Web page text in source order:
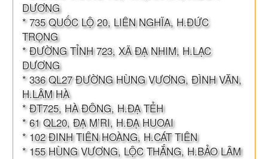
DƯƠNG
* 735 QUỐC LỘ 20, LIÊN NGHĨA, H.ĐỨC
TRỌNG
* ĐƯỜNG TỈNH 723, XÃ ĐẠ NHIM, H.LẠC
DƯƠNG
* 336 QL27 ĐƯỜNG HÙNG VƯƠNG, ĐÌNH VĂN,
H.LÂM HÀ
* ĐT725, HÀ ĐÔNG, H.ĐẠ TẺH
* 61 QL20, ĐẠ M’RI, H.ĐẠ HUOAI
* 102 ĐINH TIÊN HOÀNG, H.CÁT TIÊN
* 155 HÙNG VƯƠNG, LỘC THẮNG, H.BẢO LÂM